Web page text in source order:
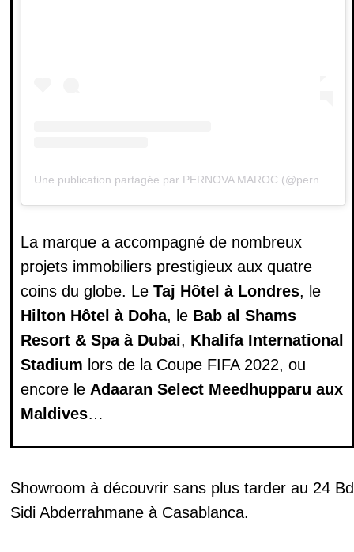
La marque a accompagné de nombreux
projets immobiliers prestigieux aux quatre
coins du globe. Le Taj Hôtel à Londres, le
Hilton Hôtel à Doha, le Bab al Shams
Resort & Spa à Dubai, Khalifa International
Stadium lors de la Coupe FIFA 2022, ou
encore le Adaaran Select Meedhupparu aux
Maldives…
Showroom à découvrir sans plus tarder au 24 Bd
Sidi Abderrahmane à Casablanca.